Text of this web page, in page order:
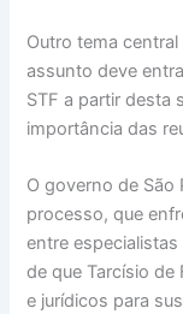
Outro tema
assunto deve
STF a partir desta
importância das
O governo de São
processo, que
entre
de que Tarcísio
e jurídicos para